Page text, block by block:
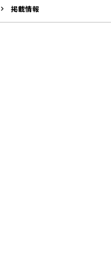
掲載情報